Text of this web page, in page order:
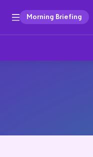
Morning Briefing